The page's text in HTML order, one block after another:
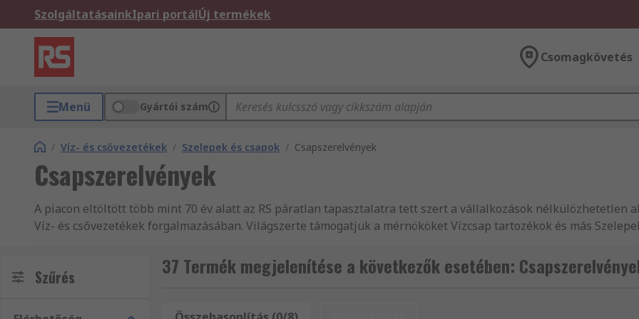
SzolgáltatásainkIpari portálÚj termékek
Csomagkövetés
Menü Gyártói szám
/ Víz- és csővezetékek / Szelepek és csapok / Csapszerelvények
Csapszerelvények
A piacon eltöltött több mint 70 év alatt az RS páratlan tapasztalatra tett szert a vállalkozások nélkülözhetetlen
Víz- és csővezetékek forgalmazásában. Világszerte támogatjuk a mérnököket Vízcsap tartozékok és más
vagy Vízcsapok közül van szüksége bizonyos termékekre, webáruházunkban biztosan megtalálja a megfelelő
kínálatából vásárol nagy tételben, vagy csupán egy-egy árucikket rendel, mindenképpen részesülhet a másnapi
weboldalunkon. Több 550 000 terméket magába foglaló választékunkban biztosan megtalálja, amire szüksége
Szűrés 37 Termék megjelenítése a következők esetében: